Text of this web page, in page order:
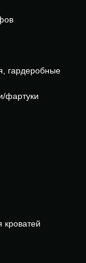
гардеробные
фартуки